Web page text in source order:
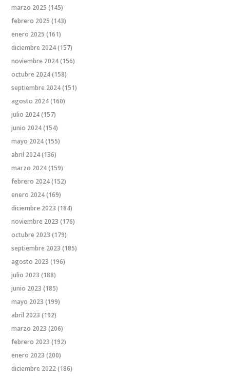
marzo 2025 (145)
febrero 2025 (143)
enero 2025 (161)
diciembre 2024(157)
noviembre 2024(156)
octubre 2024(158)
septiembre 2024(151)
agosto 2024(160)
julio 2024(157)
junio 2024(154)
mayo 2024(155)
abril 2024(136)
marzo 2024(159)
febrero 2024(152)
enero 2024(169)
diciembre 2023 (184)
noviembre 2023 (176)
octubre 2023 (179)
septiembre 2023 (185)
agosto 2023 (196)
julio 2023 (188)
junio 2023 (185)
mayo 2023 (199)
abril 2023 (192)
marzo 2023 (206)
febrero 2023 (192)
enero 2023 (200)
diciembre 2022(186)